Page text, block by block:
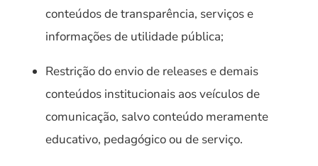
conteúdos de transparência, serviços e
informações de utilidade pública;
Restrição do envio de releases e demais
conteúdos institucionais aos veículos de
comunicação, salvo conteúdo meramente
educativo, pedagógico ou de serviço.